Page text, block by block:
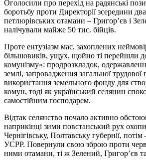
Оголосили про перехід на радянські
боротьбу проти Директорії зсередини
петлюрівських отамани – Григор’єв і
налічували майже 50 тис. бійців.
Проте ентузіазм мас, захоплених
більшовиків, ущух, щойно ті перейшли
комунізму»: продрозкладок,
землі, запровадження загальної трудової
використання земельного фонду для
комун, тоді як український селянин
самостійним господарем.
Відтак селянство почало активно
наприкінці зими повстанський рух
Чернігівську, Полтавську губернії,
УСРР. Повернули свою зброю проти
ними отамани, ті ж Зелений, Григор’єв